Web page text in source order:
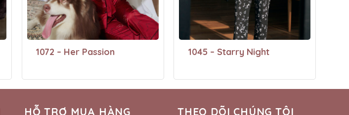
1072 – Her Passion 1045 – Starry Night
HỖ TRỢ MUA HÀNG THEO DÕI CHÚNG TÔI